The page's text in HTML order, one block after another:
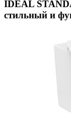
IDEAL
стильный и